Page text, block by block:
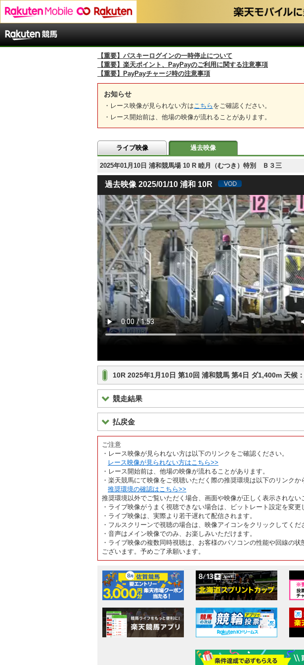
【重要】パスキーログインの一時停止について
【重要】楽天ポイント、PayPayのご利用に関する注意事項
【重要】PayPayチャージ時の注意事項
お知らせ
・レース映像が見られない方は こちら をご確認ください。
・レース開始前は、他場の映像が流れることがあります。
ライブ映像 過去映像
2025年01月10日 浦和競馬場 10 R 睦月（むつき）特別 Ｂ３三
過去映像 2025/01/10 浦和 10R
10R 2025年1月10日 第10回 浦和競馬 第4日 ダ1,400m 天
競走結果
払戻金
ご注意
・レース映像が見られない方は以下のリンクをご確認ください。
レース映像が見られない方はこちら>>
・レース開始前は、他場の映像が流れることがあります。
・楽天競馬にて映像をご視聴いただく際の推奨環境は以下のリンクか
推奨環境の確認はこちら>>
推奨環境以外でご覧いただく場合、画面や映像が正しく表示されない
・ライブ映像がうまく視聴できない場合は、ビットレート設定を変更
・ライブ映像は、実際より若干遅れて配信されます。
・フルスクリーンで視聴の場合は、映像アイコンをクリックしてくだ
・音声はメイン映像でのみ、お楽しみいただけます。
・ライブ映像の複数同時視聴は、お客様のパソコンの性能や回線の
ございます。予めご了承願います。